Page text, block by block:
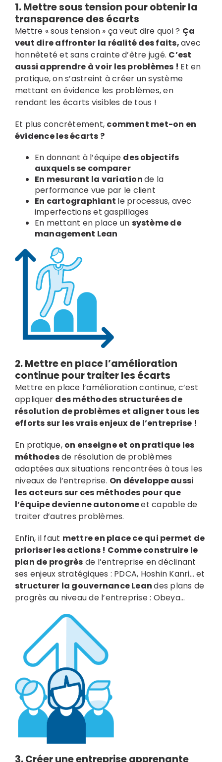
1.Mettre sous tension pour obtenir la
transparence des écarts
Mettre « sous tension » ça veut dire quoi ? Ça
veut dire affronter la réalité des faits,avec
honnêteté et sans crainte d’être jugé. C’est
aussi apprendre à voir les problèmes ! Et en
pratique, on s’astreint à créer un système
mettant en évidence les problèmes, en
rendant les écarts visibles de tous !
Et plus concrètement, comment met-on en
évidence les écarts ?
En donnant à l’équipe des objectifs
auxquels se comparer
En mesurant la variationde la
performance vue par le client
En cartographiant le processus, avec
imperfections et gaspillages
En mettant en place un système de
management Lean
2.Mettre en place l’amélioration
continuepour traiter les écarts
Mettre en place l’amélioration continue, c’est
appliquer des méthodes structurées de
résolution de problèmes et aligner tous les
efforts sur les vrais enjeux de l’entreprise !
En pratique, on enseigne et on pratique les
méthodesde résolution de problèmes
adaptées aux situations rencontrées à tous les
niveaux de l’entreprise. On développe aussi
les acteurs sur ces méthodes pour que
l’équipe devienne autonomeet capable de
traiter d’autres problèmes.
Enfin, il faut mettre en place ce qui permet de
prioriser les actions ! Comme construire le
plan de progrès de l’entreprise en déclinant
ses enjeux stratégiques : PDCA, Hoshin Kanri… et
structurer la gouvernance Leandes plans de
progrès au niveau de l’entreprise : Obeya…